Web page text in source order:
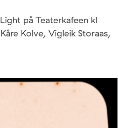
på Teaterkafeen kl
Kolve, Vigleik Storaas,